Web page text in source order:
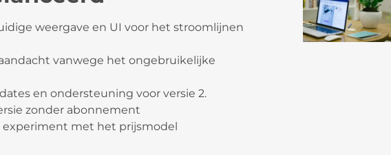
weergave en UI voor het stroomlijnen
vanwege het ongebruikelijke
en ondersteuning voor versie 2.
zonder abonnement
met het prijsmodel